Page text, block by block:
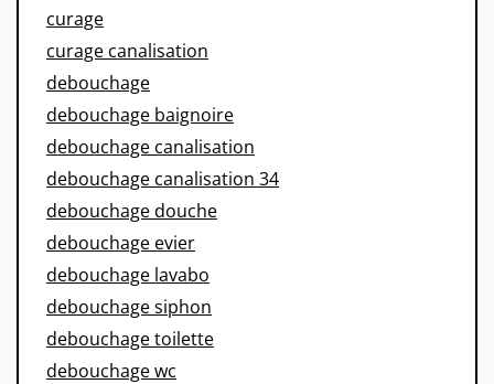
curage
curage canalisation
debouchage
debouchage baignoire
debouchage canalisation
debouchage canalisation 34
debouchage douche
debouchage evier
debouchage lavabo
debouchage siphon
debouchage toilette
debouchage wc